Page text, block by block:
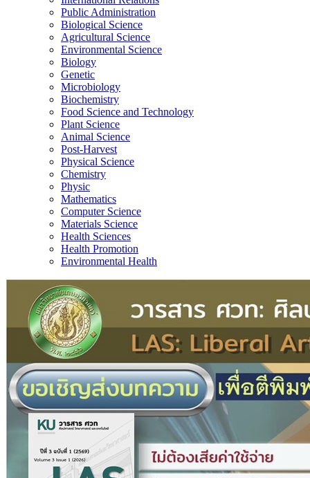
Public Administration
Biological Science
Agricultural Science
Environmental Science
Biology
Genetic
Microbiology
Biochemistry
Food Science and Technology
Plant Science
Animal Science
Post-Harvest
Physical Science
Chemistry
Physic
Mathematics
Computer Science
Materials Science
Health Sciences
Health Promotion
Environmental Health